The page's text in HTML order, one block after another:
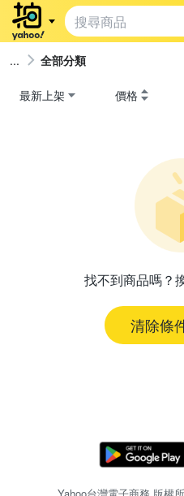
全部分類
最新上架 價格
找不到商品嗎？
清除條